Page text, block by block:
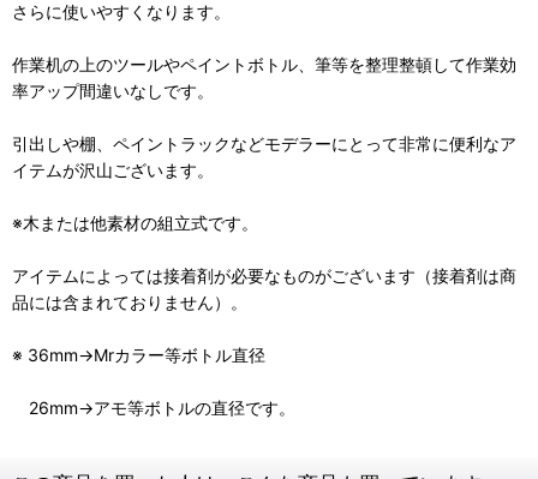
さらに使いやすくなります。
作業机の上のツールやペイントボトル、筆等を整理整頓して作業効
率アップ間違いなしです。
引出しや棚、ペイントラックなどモデラーにとって非常に便利なア
イテムが沢山ございます。
※木または他素材の組立式です。
アイテムによっては接着剤が必要なものがございます（接着剤は商
品には含まれておりません）。
※ 36mm→Mrカラー等ボトル直径
26mm→アモ等ボトルの直径です。